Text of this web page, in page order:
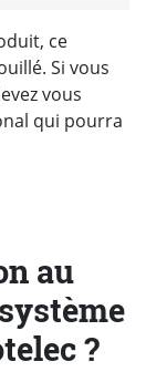
ce
Si vous
vous
qui pourra
au
?